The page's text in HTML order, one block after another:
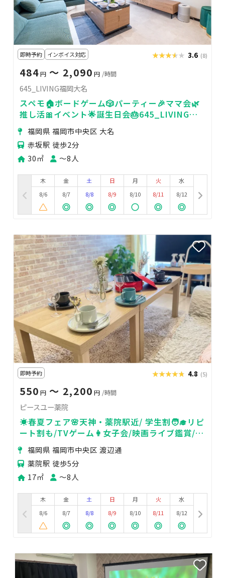
即時予約 インボイス対応 ★★★★★
★★★★★ 3.6 (8)
484 円 〜 2,090 円 /時間
645_LIVING福岡大名
スペモ🏠ボードゲーム🎲パーティー🎉ママ会🌿
推し活🎀イベント🌟誕生日会🎂645_LIVING福
岡大名
福岡県 福岡市中央区 大名
赤坂駅 徒歩2分
30㎡
〜8人
木
8/6
金
8/7
土
8/8
日
8/9
月
8/10
火
8/11
水
8/12
即時予約 ★★★★★
★★★★★ 4.8 (5)
550 円 〜 2,200 円 /時間
ピースユー薬院
☀️春夏フェア🌸天神・薬院駅近/ 学生割🧑‍🎓リピ
ート割も/TVゲーム👩女子会/映画ライブ鑑賞/推
し活/タコパ/飲み
福岡県 福岡市中央区 渡辺通
薬院駅 徒歩5分
17㎡
〜8人
木
8/6
金
8/7
土
8/8
日
8/9
月
8/10
火
8/11
水
8/12